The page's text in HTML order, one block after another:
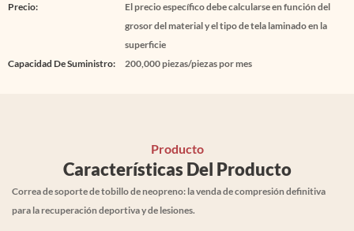
Precio:
El precio específico debe calcularse en función del
grosor del material y el tipo de tela laminado en la
superficie
Capacidad De Suministro:
200,000 piezas/piezas por mes
Producto
Características Del Producto
Correa de soporte de tobillo de neopreno: la venda de compresión definitiva
para la recuperación deportiva y de lesiones.